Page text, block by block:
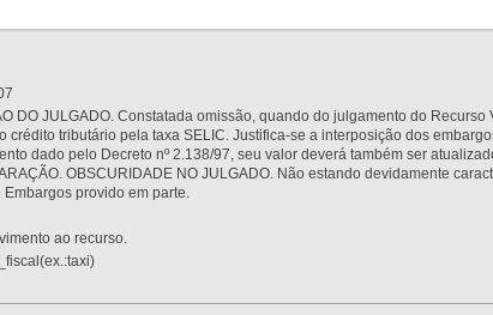
DO JULGADO. Constatada omissão, quando do julgamento do
tributário pela taxa SELIC. Justifica-se a interposição dos
dado pelo Decreto nº 2.138/97, seu valor deverá também ser
OBSCURIDADE NO JULGADO. Não estando devidamente
provido em parte.
ao recurso.